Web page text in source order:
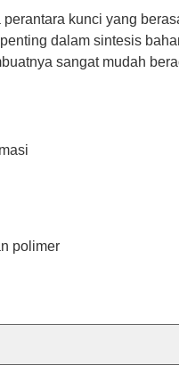
kunci yang
dalam sintesis
sangat mudah
polimer